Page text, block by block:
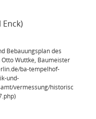
Bebauungsplan des
Wuttke, Baumeister
ba-tempelhof-
und-
vermessung/historisc